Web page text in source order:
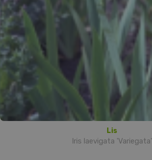
Lis
Iris laevigata 'Variegata'